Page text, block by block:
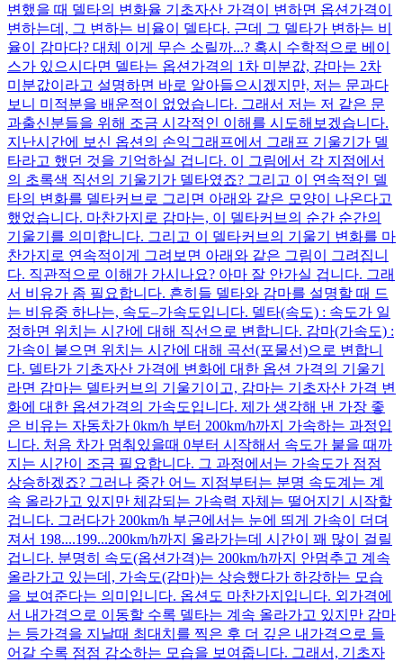
변했을 때 델타의 변화율 기초자산 가격이 변하면 옵션가격이
변하는데, 그 변하는 비율이 델타다. 근데 그 델타가 변하는 비
율이 감마다? 대체 이게 무슨 소릴까...? 혹시 수학적으로 베이
스가 있으시다면 델타는 옵션가격의 1차 미분값, 감마는 2차
미분값이라고 설명하면 바로 알아들으시겠지만, 저는 문과다
보니 미적분을 배운적이 없었습니다. 그래서 저는 저 같은 문
과출신분들을 위해 조금 시각적인 이해를 시도해보겠습니다.
지난시간에 보신 옵션의 손익그래프에서 그래프 기울기가 델
타라고 했던 것을 기억하실 겁니다. 이 그림에서 각 지점에서
의 초록색 직선의 기울기가 델타였죠? 그리고 이 연속적인 델
타의 변화를 델타커브로 그리면 아래와 같은 모양이 나온다고
했었습니다. 마찬가지로 감마는, 이 델타커브의 순간 순간의
기울기를 의미합니다. 그리고 이 델타커브의 기울기 변화를 마
찬가지로 연속적이게 그려보면 아래와 같은 그림이 그려집니
다. 직관적으로 이해가 가시나요? 아마 잘 안가실 겁니다. 그래
서 비유가 좀 필요합니다. 흔히들 델타와 감마를 설명할 때 드
는 비유중 하나는, 속도–가속도입니다. 델타(속도) : 속도가 일
정하면 위치는 시간에 대해 직선으로 변합니다. 감마(가속도) :
가속이 붙으면 위치는 시간에 대해 곡선(포물선)으로 변합니
다. 델타가 기초자산 가격에 변화에 대한 옵션 가격의 기울기
라면 감마는 델타커브의 기울기이고, 감마는 기초자산 가격 변
화에 대한 옵션가격의 가속도입니다. 제가 생각해 낸 가장 좋
은 비유는 자동차가 0km/h 부터 200km/h까지 가속하는 과정입
니다. 처음 차가 멈춰있을때 0부터 시작해서 속도가 붙을 때까
지는 시간이 조금 필요합니다. 그 과정에서는 가속도가 점점
상승하겠죠? 그러나 중간 어느 지점부터는 분명 속도계는 계
속 올라가고 있지만 체감되는 가속력 자체는 떨어지기 시작할
겁니다. 그러다가 200km/h 부근에서는 눈에 띄게 가속이 더뎌
져서 198....199...200km/h까지 올라가는데 시간이 꽤 많이 걸릴
겁니다. 분명히 속도(옵션가격)는 200km/h까지 안멈추고 계속
올라가고 있는데, 가속도(감마)는 상승했다가 하강하는 모습
을 보여준다는 의미입니다. 옵션도 마찬가지입니다. 외가격에
서 내가격으로 이동할 수록 델타는 계속 올라가고 있지만 감마
는 등가격을 지날때 최대치를 찍은 후 더 깊은 내가격으로 들
어갈 수록 점점 감소하는 모습을 보여줍니다. 그래서, 기초자